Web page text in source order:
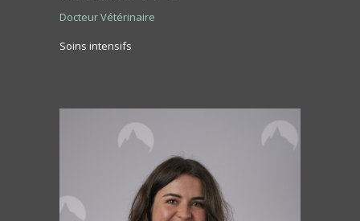
Docteur Vétérinaire
Soins intensifs